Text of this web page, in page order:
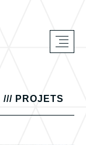
/// PROJETS